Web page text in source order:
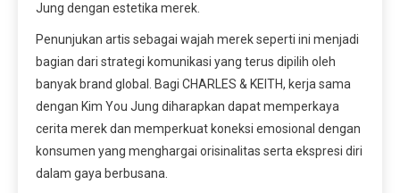
Jung dengan estetika merek.
Penunjukan artis sebagai wajah merek seperti ini menjadi
bagian dari strategi komunikasi yang terus dipilih oleh
banyak brand global. Bagi CHARLES & KEITH, kerja sama
dengan Kim You Jung diharapkan dapat memperkaya
cerita merek dan memperkuat koneksi emosional dengan
konsumen yang menghargai orisinalitas serta ekspresi diri
dalam gaya berbusana.